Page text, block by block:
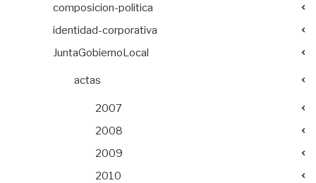
composicion-politica
identidad-corporativa
JuntaGobiernoLocal
actas
2007
2008
2009
2010